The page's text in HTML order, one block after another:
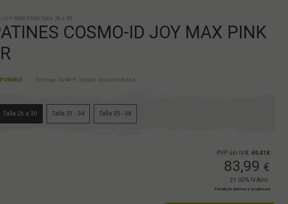
JOY-MAX-PINK-Talla 26 a 30
COSMO-ID JOY MAX PINK
Entrega 24/48 h. Según disponibilidad.
Talla 26 a 30 Talla 31 - 34 Talla 35 - 38
PVP sin IVA: 69,41€
83,99 €
21.00% IVAinc.
Tienda de patines y longboard